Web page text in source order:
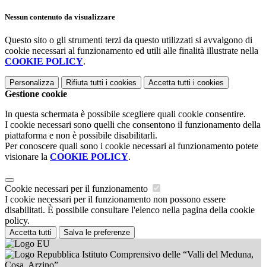
Nessun contenuto da visualizzare
Questo sito o gli strumenti terzi da questo utilizzati si avvalgono di
cookie necessari al funzionamento ed utili alle finalità illustrate nella
COOKIE POLICY.
Personalizza Rifiuta tutti i cookies Accetta tutti i cookies
Gestione cookie
In questa schermata è possibile scegliere quali cookie consentire.
I cookie necessari sono quelli che consentono il funzionamento della
piattaforma e non è possibile disabilitarli.
Per conoscere quali sono i cookie necessari al funzionamento potete
visionare la COOKIE POLICY.
Cookie necessari per il funzionamento
I cookie necessari per il funzionamento non possono essere
disabilitati. È possibile consultare l'elenco nella pagina della cookie
policy.
Accetta tutti Salva le preferenze
Istituto Comprensivo delle “Valli del Meduna,